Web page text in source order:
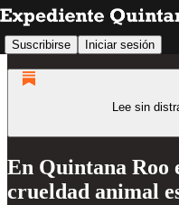
Suscribirse Iniciar sesión
Lee sin
En Quintana Roo
crueldad animal